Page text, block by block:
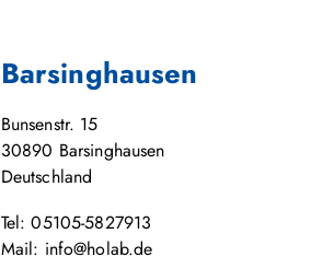
Barsinghausen
Bunsenstr. 15
30890 Barsinghausen
Deutschland
Tel: 05105-5827913
Mail: info@holab.de